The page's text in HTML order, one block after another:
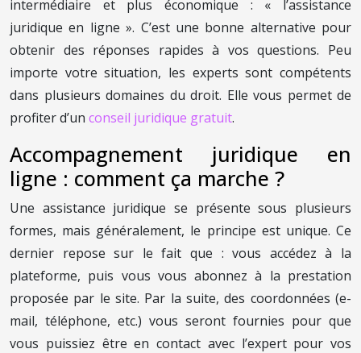
intermédiaire et plus économique : « l’assistance
juridique en ligne ». C’est une bonne alternative pour
obtenir des réponses rapides à vos questions. Peu
importe votre situation, les experts sont compétents
dans plusieurs domaines du droit. Elle vous permet de
profiter d’un conseil juridique gratuit.
Accompagnement juridique en
ligne : comment ça marche ?
Une assistance juridique se présente sous plusieurs
formes, mais généralement, le principe est unique. Ce
dernier repose sur le fait que : vous accédez à la
plateforme, puis vous vous abonnez à la prestation
proposée par le site. Par la suite, des coordonnées (e-
mail, téléphone, etc.) vous seront fournies pour que
vous puissiez être en contact avec l’expert pour vos